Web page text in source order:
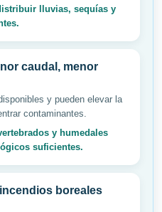
lluvias, sequías y
caudal, menor
y pueden elevar la
contaminantes.
y humedales
suficientes.
boreales